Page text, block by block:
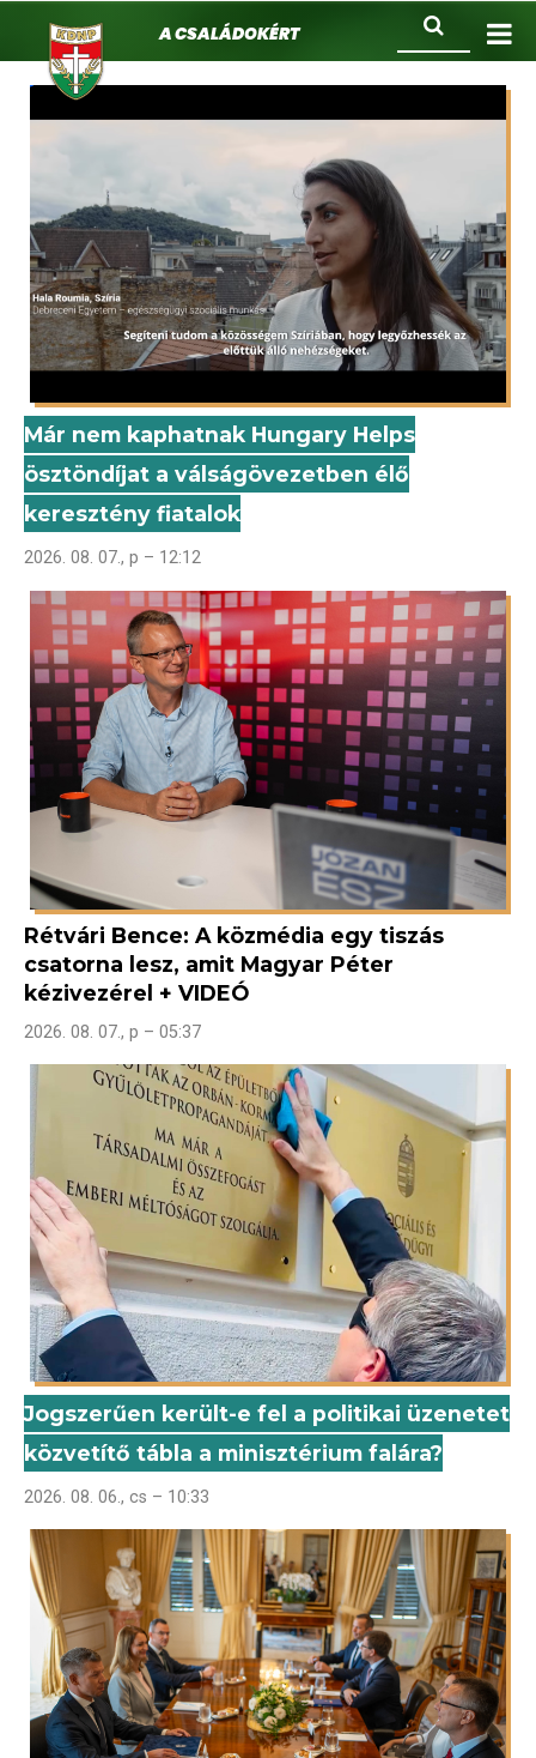
tartalomra
KDNPA családokért.
Már nem kaphatnak Hungary Helps
ösztöndíjat a válságövezetben élő
keresztény fiatalok
2026. 08. 07., p – 12:12
Rétvári Bence: A közmédia egy tiszás
csatorna lesz, amit Magyar Péter
kézivezérel + VIDEÓ
2026. 08. 07., p – 05:37
Jogszerűen került-e fel a politikai üzenetet
közvetítő tábla a minisztérium falára?
2026. 08. 06., cs – 10:33